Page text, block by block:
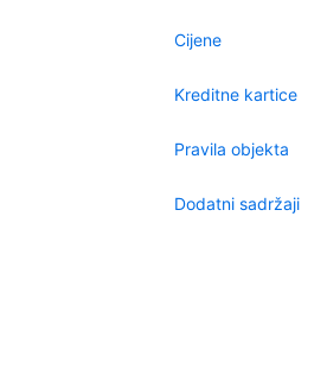
Cijene
Kreditne kartice
Pravila objekta
Dodatni sadržaji